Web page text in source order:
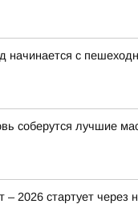
начинается с
соберутся лучшие
– 2026 стартует через